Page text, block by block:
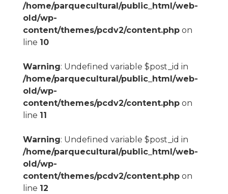
/home/parquecultural/public_html/web-
old/wp-
content/themes/pcdv2/content.phpon
line 10
Warning: Undefined variable $post_id in
/home/parquecultural/public_html/web-
old/wp-
content/themes/pcdv2/content.phpon
line 11
Warning: Undefined variable $post_id in
/home/parquecultural/public_html/web-
old/wp-
content/themes/pcdv2/content.phpon
line 12